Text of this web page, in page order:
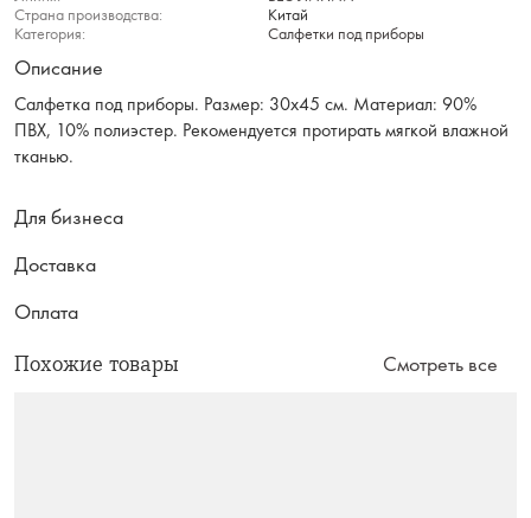
Страна производства:
Китай
Категория:
Салфетки под приборы
Описание
Салфетка под приборы. Размер: 30х45 см. Материал: 90%
ПВХ, 10% полиэстер. Рекомендуется протирать мягкой влажной
тканью.
Для бизнеса
Доставка
Оплата
Похожие товары Смотреть все